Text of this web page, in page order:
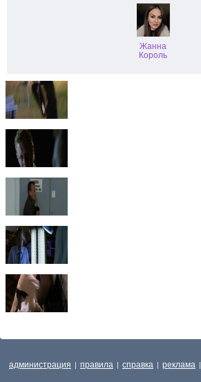
Жанна
Король
администрация | правила | справка | реклама |